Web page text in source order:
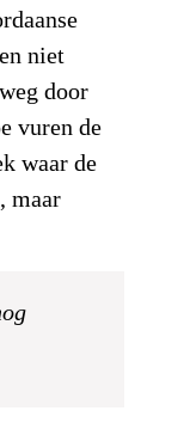
niet
door
vuren de
waar de
maar